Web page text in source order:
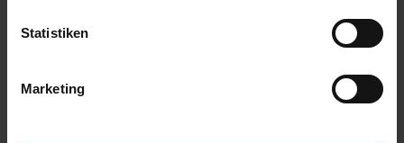
Statistiken
Marketing